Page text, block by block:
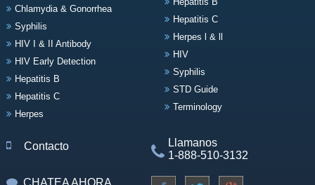
Chlamydia & Gonorrhea
Syphilis
HIV I & II Antibody
HIV Early Detection
Hepatitis B
Hepatitis C
Herpes
Hepatitis C
Herpes l & ll
HIV
Syphilis
STD Guide
Terminology
Contacto
Llamanos
1-888-510-3132